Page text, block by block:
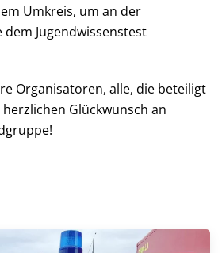
Umkreis, um an der
dem Jugendwissenstest
Organisatoren, alle, die beteiligt
Glückwunsch an